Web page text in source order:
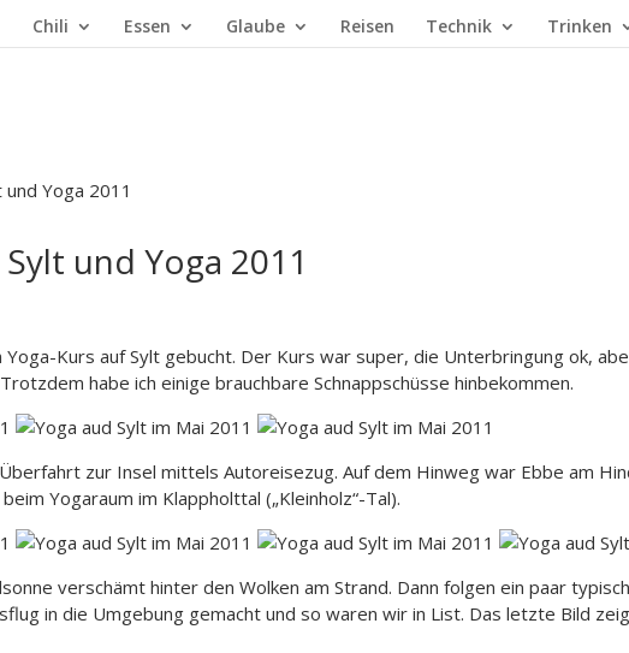
Chili Essen Glaube Reisen Technik Trinken
Yoga 2011
und Yoga 2011
Yoga-Kurs auf Sylt gebucht. Der Kurs war super, die Unterbringung ok,
habe ich einige brauchbare Schnappschüsse hinbekommen.
zur Insel mittels Autoreisezug. Auf dem Hinweg war Ebbe am
Yogaraum im Klappholttal („Kleinholz“-Tal).
verschämt hinter den Wolken am Strand. Dann folgen ein paar
in die Umgebung gemacht und so waren wir in List. Das letzte Bild